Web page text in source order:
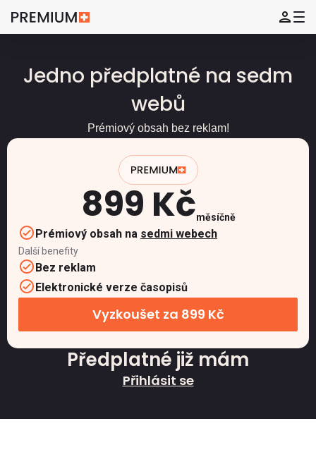
Jedno předplatné na sedm
webů
Prémiový obsah bez reklam!
899 Kčměsíčně
Prémiový obsah na sedmi webech
Další benefity
Bez reklam
Elektronické verze časopisů
Vyzkoušet za 899 Kč
Předplatné již mám
Přihlásit se